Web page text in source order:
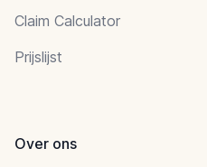
Claim Calculator
Prijslijst
Over ons